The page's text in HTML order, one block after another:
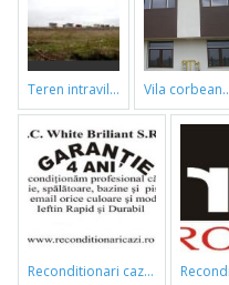
teren intravilan vila corbeanca
reconditionari cazi de baie